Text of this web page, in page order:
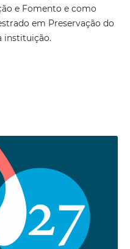
e Fomento e como
em Preservação do
instituição.